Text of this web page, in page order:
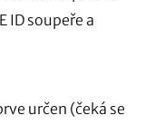
ID soupeře a
určen (čeká se